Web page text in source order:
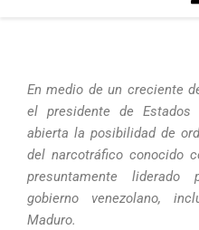
En medio de un creciente
el presidente de Estados
abierta la posibilidad de
del narcotráfico conocido
presuntamente
gobierno venezolano,
Maduro.